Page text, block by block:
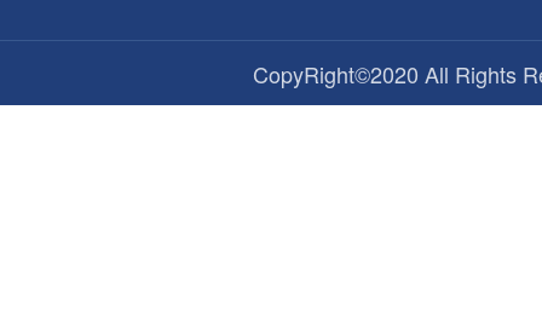
CopyRight©2020 All Rights